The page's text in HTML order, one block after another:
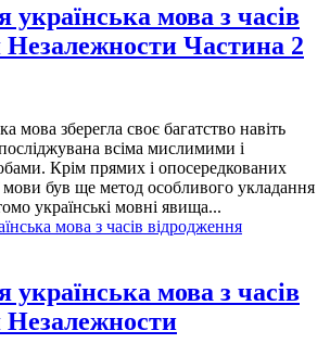
українська мова з часів
Незалежности Частина 2
мова зберегла своє багатство навіть
всіма мислимими і
Крім прямих і опосередкованих
мови був ще метод особливого укладання
українські мовні явища...
українська мова з часів
Незалежности